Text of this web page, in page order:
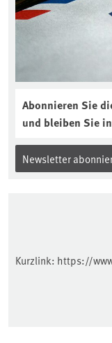
Abonnieren Sie
und bleiben Sie
Newsletter
Kurzlink: https://